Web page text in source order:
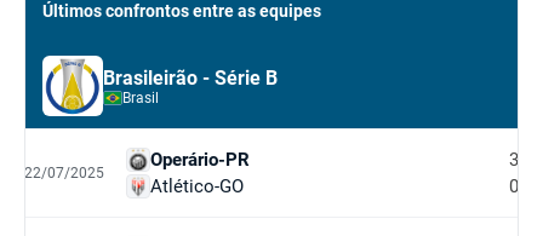
Últimos confrontos entre as equipes
Brasileirão - Série B
Brasil
22/07/2025
Operário-PR
Atlético-GO
3
0